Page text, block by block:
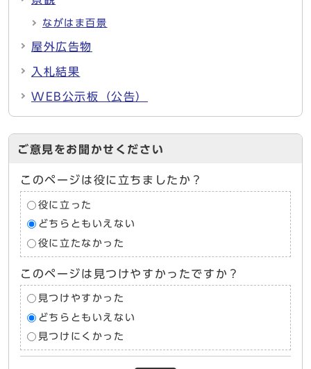
ながはま百景
屋外広告物
入札結果
WEB公示板（公告）
ご意見をお聞かせください
このページは役に立ちましたか？
役に立った
どちらともいえない
役に立たなかった
このページは見つけやすかったですか？
見つけやすかった
どちらともいえない
見つけにくかった